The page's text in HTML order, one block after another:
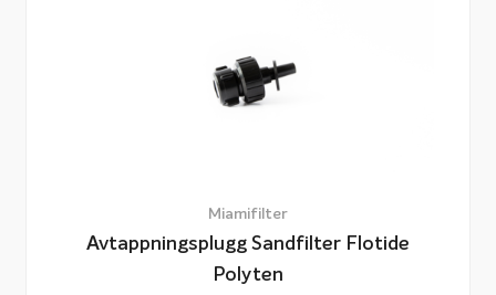
Miamifilter
Avtappningsplugg Sandfilter Flotide
Polyten